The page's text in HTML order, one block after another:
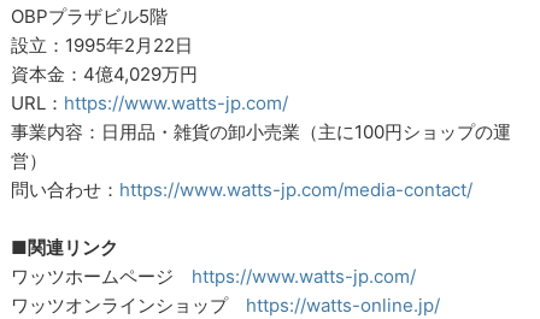
OBPプラザビル5階
設立：1995年2月22日
資本金：4億4,029万円
URL： https://www.watts-jp.com/
事業内容：日用品・雑貨の卸小売業（主に100円ショップの運
営）
問い合わせ： https://www.watts-jp.com/media-contact/
■関連リンク
ワッツホームページ https://www.watts-jp.com/
ワッツオンラインショップ https://watts-online.jp/